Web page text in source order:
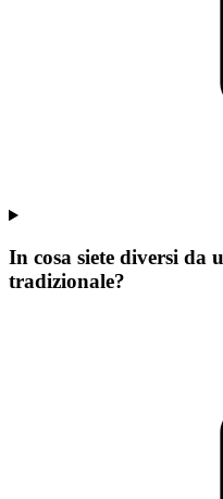
In cosa siete diversi da
tradizionale?